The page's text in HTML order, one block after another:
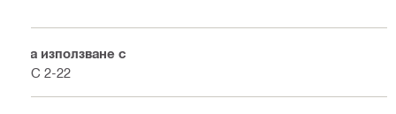
За използване с
PC 2-22